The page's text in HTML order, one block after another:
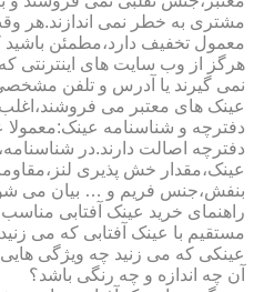
مشتری به خطر نمی اندازند.هر
معمول تخفیف دارد،مطمئن
هرگز از وب سایت های اینترنتی
نمی گیرند یا آدرس و تلفن
عینک های معتبر می
دفترچه و شناسنامه
دفترچه اصالت دارند.در
عینک،مقدار خش پذیری
بنفش،جنس فریم و … بیان می
راهنمای خرید عینک آفتابی
مستقیم با عینک آفتابی که می
عینکی که می زنید چه ویژگی
آن چه اندازه و چه رنگی باشد؟